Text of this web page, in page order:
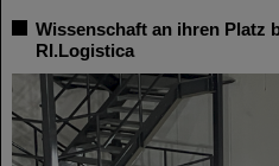
Wissenschaft an ihren Platz
RI.Logistica